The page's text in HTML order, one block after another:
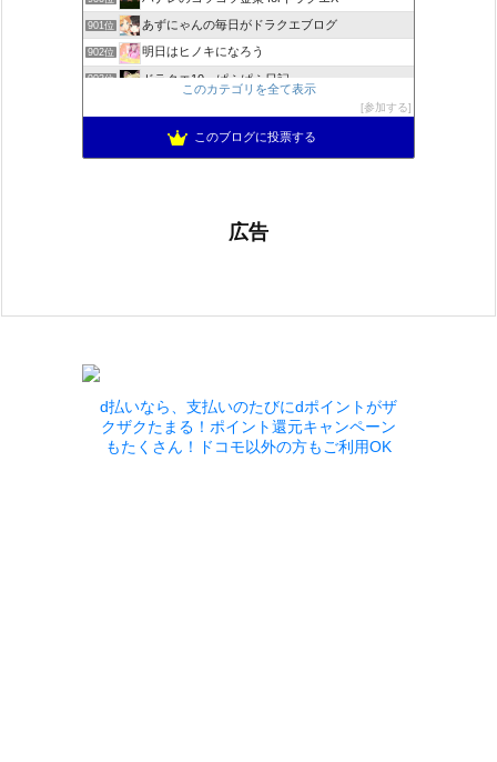
901位 あずにゃんの毎日がドラクエブログ
902位 明日はヒノキになろう
903位 ドラクエ10 ぱふぱふ日記
Run Run♪ ☆Slime★ 〜ドラクエ10攻略ブログ〜
ゆるふわエル子になりたくて(｀・ω・´)
このカテゴリを全て表示
参加する
このブログに投票する
広告
d払いなら、支払いのたびにdポイントがザ
クザクたまる！ポイント還元キャンペーン
もたくさん！ドコモ以外の方もご利用OK